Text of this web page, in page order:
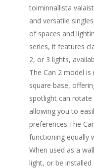
toiminnallista
and versatile
of spaces and
series, it features
2, or 3 lights,
The Can 2 model
square base,
spotlight can
allowing you to
preferences.The
functioning equally
When used as a
light, or be